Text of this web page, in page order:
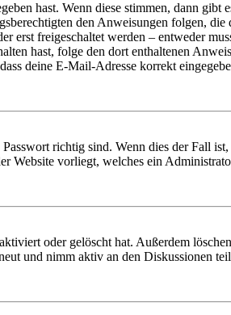
hast. Wenn diese stimmen, dann gibt
den Anweisungen folgen,
freigeschaltet werden – entweder
hast, folge den dort enthaltenen
deine E-Mail-Adresse korrekt
richtig sind. Wenn dies der Fall
Website vorliegt, welches ein
oder gelöscht hat. Außerdem
und nimm aktiv an den Diskussionen